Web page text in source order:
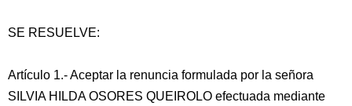
SE RESUELVE:
Artículo 1.- Aceptar la renuncia formulada por la señora
SILVIA HILDA OSORES QUEIROLO efectuada mediante